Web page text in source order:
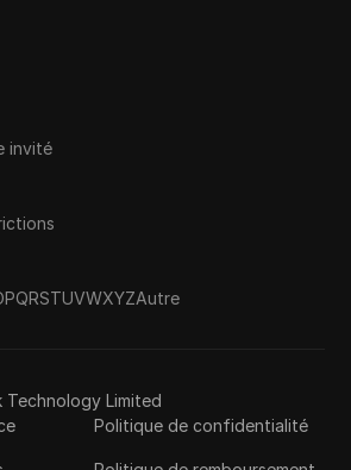
invité
PQRSTUVWXYZAutre
Limited
Politique de confidentialité